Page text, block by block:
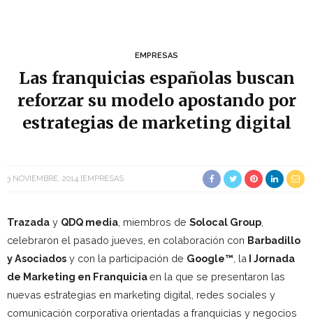
EMPRESAS
Las franquicias españolas buscan
reforzar su modelo apostando por
estrategias de marketing digital
3 NOVIEMBRE, 2014 EMPRESAS
Trazada y QDQ media , miembros de Solocal Group
celebraron el pasado jueves, en colaboración con Barbadillo
y Asociados y con la participación de Google™ , la I Jornada
de Marketing en Franquiciaen la que se presentaron las
nuevas estrategias en marketing digital, redes sociales y
comunicación corporativa orientadas a franquicias y negocios